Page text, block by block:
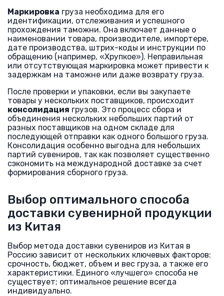
Маркировка груза необходима для его
идентификации, отслеживания и успешного
прохождения таможни. Она включает данные о
наименовании товара, производителе, импортере,
дате производства, штрих-коды и инструкции по
обращению (например, «Хрупкое»). Неправильная
или отсутствующая маркировка может привести к
задержкам на таможне или даже возврату груза.
После проверки и упаковки, если вы закупаете
товары у нескольких поставщиков, происходит
консолидация грузов. Это процесс сбора и
объединения нескольких небольших партий от
разных поставщиков на одном складе для
последующей отправки как одного большого груза.
Консолидация особенно выгодна для небольших
партий сувениров, так как позволяет существенно
сэкономить на международной доставке за счет
формирования сборного груза.
Выбор оптимального способа
доставки сувенирной продукции
из Китая
Выбор метода доставки сувениров из Китая в
Россию зависит от нескольких ключевых факторов:
срочность, бюджет, объем и вес груза, а также его
характеристики. Единого «лучшего» способа не
существует; оптимальное решение всегда
индивидуально.